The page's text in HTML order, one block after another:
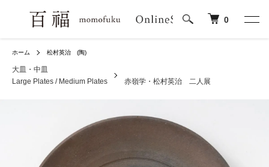
0
ホーム 松村英治 (陶)
大皿・中皿
Large Plates / Medium Plates
赤嶺学・松村英治 二人展